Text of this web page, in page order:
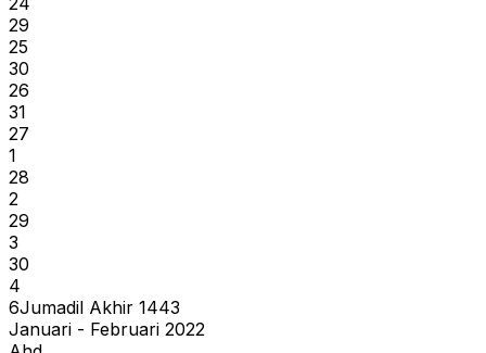
29
25
30
26
31
27
1
28
2
29
3
30
4
6Jumadil Akhir 1443
Januari - Februari 2022